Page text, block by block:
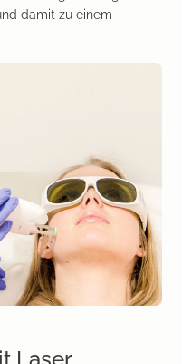
damit zu einem